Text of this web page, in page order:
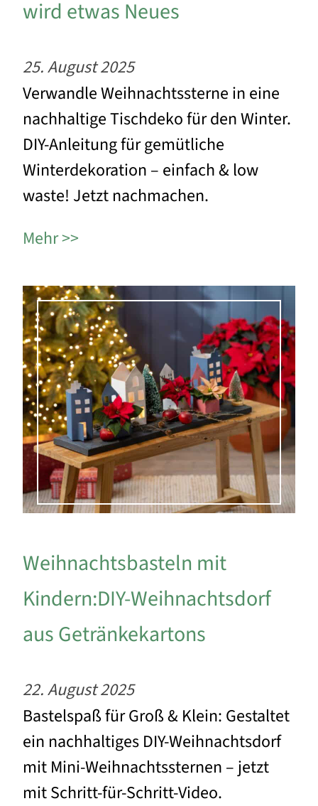
wird etwas Neues
25. August 2025
Verwandle Weihnachtssterne in eine
nachhaltige Tischdeko für den Winter.
DIY-Anleitung für gemütliche
Winterdekoration – einfach & low
waste! Jetzt nachmachen.
Mehr
Weihnachtsbasteln mit
Kindern:DIY-Weihnachtsdorf
aus Getränkekartons
22. August 2025
Bastelspaß für Groß & Klein: Gestaltet
ein nachhaltiges DIY-Weihnachtsdorf
mit Mini-Weihnachtssternen – jetzt
mit Schritt-für-Schritt-Video.